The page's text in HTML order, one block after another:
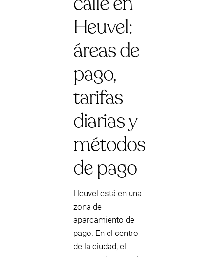
Heuvel:
áreas de
pago,
tarifas
diarias y
métodos
de pago
Heuvel está en una
zona de
aparcamiento de
pago. En el centro
de la ciudad, el